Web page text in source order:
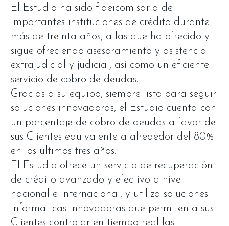
El Estudio ha sido fideicomisaria de
importantes instituciones de crédito durante
más de treinta años, a las que ha ofrecido y
sigue ofreciendo asesoramiento y asistencia
extrajudicial y judicial, así como un eficiente
servicio de cobro de deudas.
Gracias a su equipo, siempre listo para seguir
soluciones innovadoras, el Estudio cuenta con
un porcentaje de cobro de deudas a favor de
sus Clientes equivalente a alrededor del 80%
en los últimos tres años.
El Estudio ofrece un servicio de recuperación
de crédito avanzado y efectivo a nivel
nacional e internacional, y utiliza soluciones
informaticas innovadoras que permiten a sus
Clientes controlar en tiempo real las